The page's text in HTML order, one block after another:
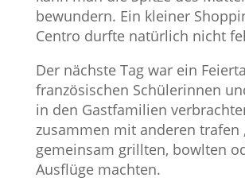
bewundern. Ein kleiner
Centro durfte natürlich nicht
Der nächste Tag war ein
französischen Schülerinnen
in den Gastfamilien
zusammen mit anderen trafen ,
gemeinsam grillten, bowlten
Ausflüge machten.